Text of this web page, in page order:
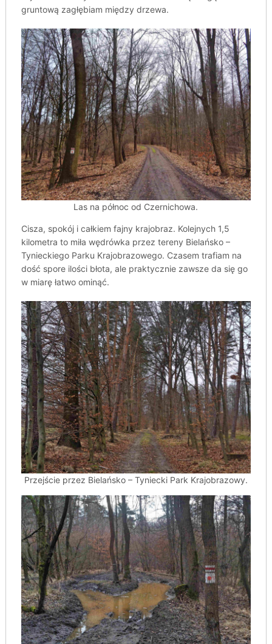
gruntową zagłębiam między drzewa.
Las na północ od Czernichowa.
Cisza, spokój i całkiem fajny krajobraz. Kolejnych 1,5
kilometra to miła wędrówka przez tereny Bielańsko –
Tynieckiego Parku Krajobrazowego. Czasem trafiam na
dość spore ilości błota, ale praktycznie zawsze da się go
w miarę łatwo ominąć.
Przejście przez Bielańsko – Tyniecki Park Krajobrazowy.